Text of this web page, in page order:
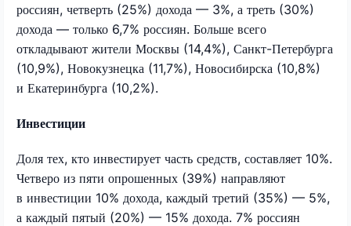
россиян, четверть (25%) дохода — 3%, а треть (30%)
дохода — только 6,7% россиян. Больше всего
откладывают жители Москвы (14,4%), Санкт-Петербурга
(10,9%), Новокузнецка (11,7%), Новосибирска (10,8%)
и Екатеринбурга (10,2%).
Инвестиции
Доля тех, кто инвестирует часть средств, составляет 10%.
Четверо из пяти опрошенных (39%) направляют
в инвестиции 10% дохода, каждый третий (35%) — 5%,
а каждый пятый (20%) — 15% дохода. 7% россиян